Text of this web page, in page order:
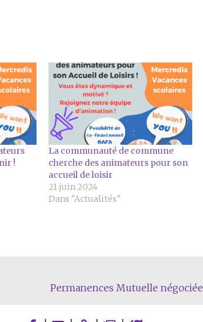
!
La communauté de commune
cherche des animateurs pour son
accueil de loisir
21 juin 2024
Dans "Actualités"
Permanences Mutuelle négociée